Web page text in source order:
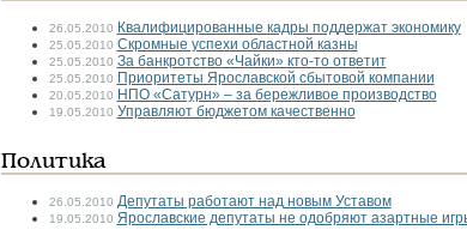
26.05.2010 Квалифицированные кадры поддержат экономику
25.05.2010 Скромные успехи областной казны
25.05.2010 За банкротство «Чайки» кто-то ответит
25.05.2010 Приоритеты Ярославской сбытовой компании
20.05.2010 НПО «Сатурн» – за бережливое производство
19.05.2010 Управляют бюджетом качественно
Политика
26.05.2010 Депутаты работают над новым Уставом
19.05.2010 Ярославские депутаты не одобряют азартные